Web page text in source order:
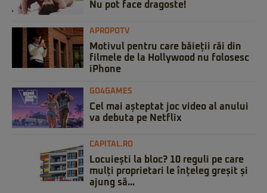
Nu pot face dragoste!
APROPOTV
Motivul pentru care băieții răi din
filmele de la Hollywood nu folosesc
iPhone
GO4GAMES
Cel mai așteptat joc video al anului
va debuta pe Netflix
CAPITAL.RO
Locuiești la bloc? 10 reguli pe care
mulți proprietari le înțeleg greșit și
ajung să...